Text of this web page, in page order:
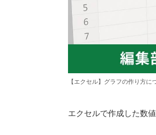
【エクセル】グラフの作り方に
エクセルで作成した数